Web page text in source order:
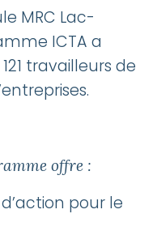
MRC Lac-
ICTA a
travailleurs de
offre :
pour le